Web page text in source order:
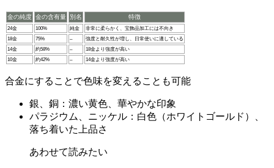
金の純度 金の含有量 別名 特徴
24金 100% 純金
非常に柔らかく、宝飾品加工には不向き
18金
75% –
強度と耐久性が増し、日常使いに適している
14金
約58% –
18金より強度が高い
10金
約42% – 14金より強度が高い
合金にすることで色味を変えることも可能
銀、銅：濃い黄色、華やかな印象
パラジウム、ニッケル：白色（ホワイトゴールド）、
落ち着いた上品さ
あわせて読みたい